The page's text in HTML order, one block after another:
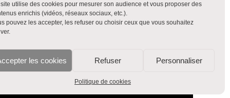
utilise des cookies pour mesurer son audience et vous proposer des
enrichis (vidéos, réseaux sociaux, etc.).
pouvez les accepter, les refuser ou choisir ceux que vous souhaitez
les cookies Refuser Personnaliser
Politique de cookies